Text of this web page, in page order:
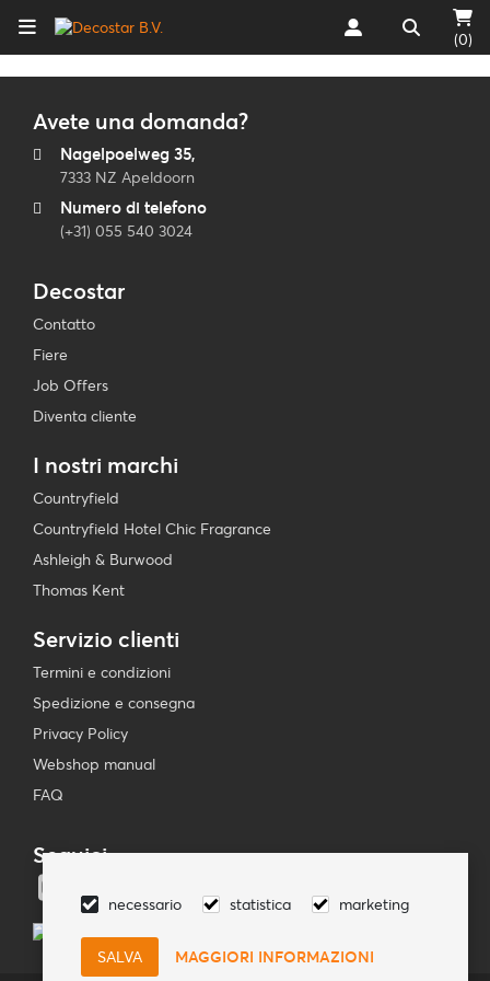
necessario statistica marketing
MAGGIORI INFORMAZIONI
(0)
Avete una domanda?
Nagelpoelweg 35,
7333 NZ Apeldoorn
Numero di telefono
(+31) 055 540 3024
Decostar
Contatto
Fiere
Job Offers
Diventa cliente
I nostri marchi
Countryfield
Countryfield Hotel Chic Fragrance
Ashleigh & Burwood
Thomas Kent
Servizio clienti
Termini e condizioni
Spedizione e consegna
Privacy Policy
Webshop manual
FAQ
Seguici